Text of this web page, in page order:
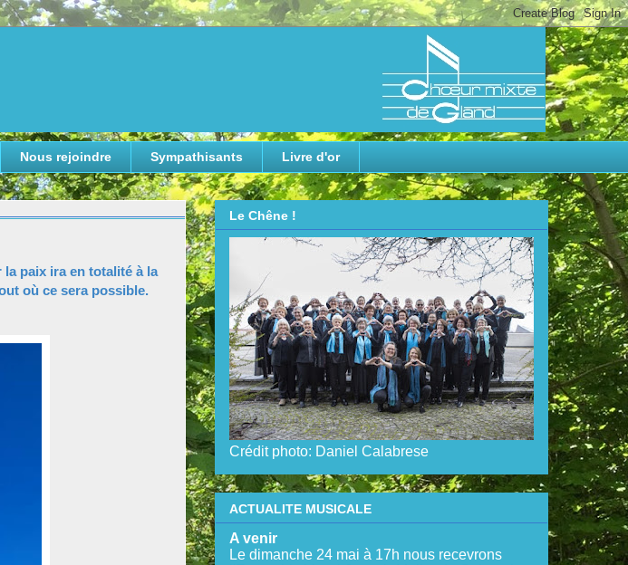
Nous rejoindre Sympathisants Livre d'or
paix ira en totalité à la
où ce sera possible.
Le Chêne !
Crédit photo: Daniel Calabrese
ACTUALITE MUSICALE
A venir
Le dimanche 24 mai à 17h nous recevrons